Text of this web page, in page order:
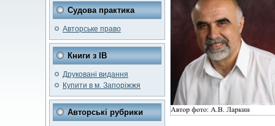
Судова практика
Авторське право
Книги з ІВ
Друковані видання
Купити в м. Запоріжжя
Авторські рубрики